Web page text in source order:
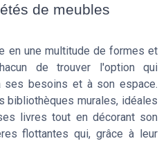
de meubles
en une multitude de formes et
de trouver l'option qui
ses besoins et à son espace.
bibliothèques murales, idéales
livres tout en décorant son
flottantes qui, grâce à leur